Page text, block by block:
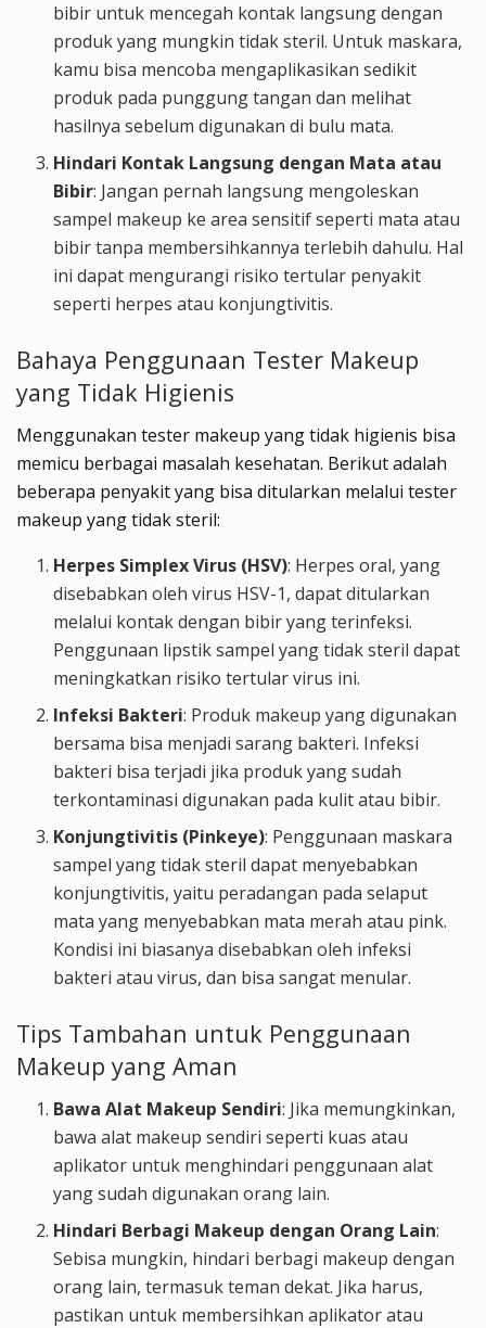
bibir untuk mencegah kontak langsung dengan
produk yang mungkin tidak steril. Untuk maskara,
kamu bisa mencoba mengaplikasikan sedikit
produk pada punggung tangan dan melihat
hasilnya sebelum digunakan di bulu mata.
Hindari Kontak Langsung dengan Mata atau
Bibir: Jangan pernah langsung mengoleskan
sampel makeup ke area sensitif seperti mata atau
bibir tanpa membersihkannya terlebih dahulu. Hal
ini dapat mengurangi risiko tertular penyakit
seperti herpes atau konjungtivitis.
Bahaya Penggunaan Tester Makeup
yang Tidak Higienis
Menggunakan tester makeup yang tidak higienis bisa
memicu berbagai masalah kesehatan. Berikut adalah
beberapa penyakit yang bisa ditularkan melalui tester
makeup yang tidak steril:
Herpes Simplex Virus (HSV): Herpes oral, yang
disebabkan oleh virus HSV-1, dapat ditularkan
melalui kontak dengan bibir yang terinfeksi.
Penggunaan lipstik sampel yang tidak steril dapat
meningkatkan risiko tertular virus ini.
Infeksi Bakteri: Produk makeup yang digunakan
bersama bisa menjadi sarang bakteri. Infeksi
bakteri bisa terjadi jika produk yang sudah
terkontaminasi digunakan pada kulit atau bibir.
Konjungtivitis (Pinkeye): Penggunaan maskara
sampel yang tidak steril dapat menyebabkan
konjungtivitis, yaitu peradangan pada selaput
mata yang menyebabkan mata merah atau pink.
Kondisi ini biasanya disebabkan oleh infeksi
bakteri atau virus, dan bisa sangat menular.
Tips Tambahan untuk Penggunaan
Makeup yang Aman
Bawa Alat Makeup Sendiri: Jika memungkinkan,
bawa alat makeup sendiri seperti kuas atau
aplikator untuk menghindari penggunaan alat
yang sudah digunakan orang lain.
Hindari Berbagi Makeup dengan Orang Lain:
Sebisa mungkin, hindari berbagi makeup dengan
orang lain, termasuk teman dekat. Jika harus,
pastikan untuk membersihkan aplikator atau